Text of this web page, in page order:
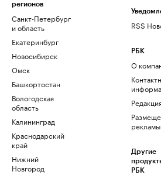
регионов
Санкт-Петербург
и область
Екатеринбург
Новосибирск
Омск
Башкортостан
Вологодская
область
Калининград
Краснодарский
край
Нижний
Новгород
RSS
РБК
О
рекламы
Другие
РБК